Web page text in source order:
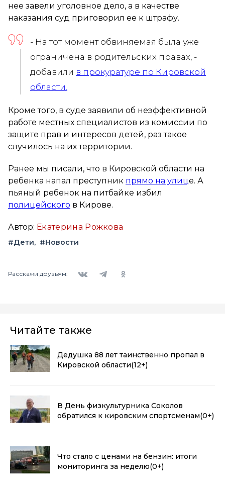
нее завели уголовное дело, а в качестве
наказания суд приговорил ее к штрафу.
- На тот момент обвиняемая была уже
ограничена в родительских правах, -
добавили в прокуратуре по Кировской
области.
Кроме того, в суде заявили об неэффективной
работе местных специалистов из комиссии по
защите прав и интересов детей, раз такое
случилось на их территории.
Ранее мы писали, что в Кировской области на
ребенка напал преступник прямо на улице. А
пьяный ребенок на питбайке избил
полицейского в Кирове.
Автор: Екатерина Рожкова
#Дети #Новости
Расскажи друзьям:
Читайте также
Дедушка 88 лет таинственно пропал в
Кировской области(12+)
В День физкультурника Соколов
обратился к кировским спортсменам(0+)
Что стало с ценами на бензин: итоги
мониторинга за неделю(0+)